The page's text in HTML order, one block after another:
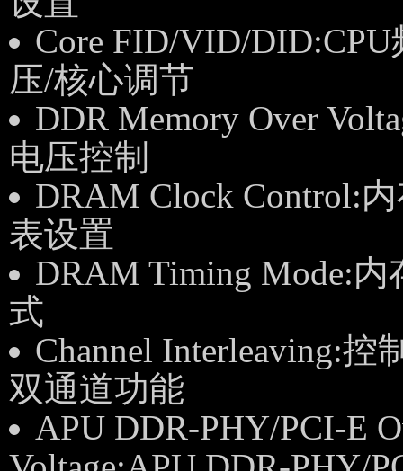
Core FID/VID/
压/核心调节
DDR Memory Over
电压控制
DRAM Clock Control:
表设置
DRAM Timing Mode:内
式
Channel Interleaving:控
双通道功能
APU DDR-PHY/PCI-E